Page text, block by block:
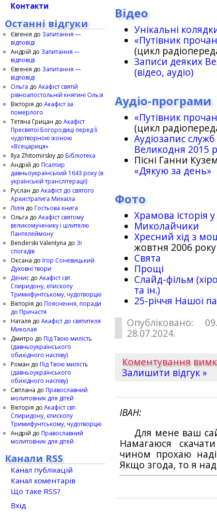
Відео
Унікальні
«Путівник
(цикл
Записи деяких
(відео, аудіо)
Аудіо-програми
«Путівник
(цикл
Аудіозапис
Великодня 2015
Пісні Ганни
«Дякую за день»
Фото
Храмова історія
Миколайчики
Хресний хід з
жовтня 2006 року
Свята
Прощі
Слайд-фільм
та ін.)
25-рiччя Нашої
Опубліковано:
28.07.2024.
Коментування
Залишити відгук »
ІВАН
Для мене ваш
Намагаюся
чином прохаю
Якщо згода, то я
Контакти
Останні відгуки
Євгенія до Запитання —
відповіді
Андрій до Запитання —
відповіді
Євгенія до Запитання —
відповіді
Ольга до Акафіст святій
рівноапостольній княгині Ользі
Вікторія до Акафіст за
померлого
Тетяна Грицан до Акафіст
Пресвятої Богородиці перед Її
чудотворною іконою
«Всецариця»
Ilya Zhitomirskiy до Бібліотека
Андрій до Псалтир
давньоукраїнський 1643 року (в
українській транслітерації)
Руслан до Акафіст до святого
Архистратига Михаїла
Лілія до Гостьова книга
Ольга до Акафіст святому
великомученику і цілителю
Пантелеймону
Benderski Valentyna до Зі
спогадів
Оксана до Ігор Соневицький.
Духовні твори
Денис до Акафіст свт.
Спиридону, єпископу
Тримифунтському, чудотворцю
Вікторія до Пояснення, поради
до Причастя
Наталя до Акафіст до святителя
Миколая
Дмитро до Під Твою милість
(давньоукраїнського
обихідного наспіву)
Роман до Під Твою милість
(давньоукраїнського
обихідного наспіву)
Світлана до Православний
молитовник для дітей
Вікторія до Акафіст свт.
Спиридону, єпископу
Тримифунтському, чудотворцю
Андрій до Православний
молитовник для дітей
Канали RSS
Канал публікацій
Канал коментарів
Що таке RSS?
Вхід